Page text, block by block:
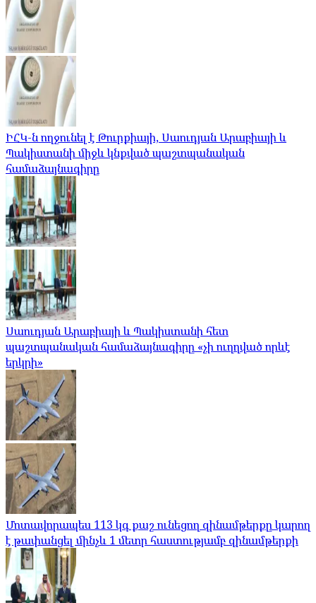
ԻՀԿ-ն ողջունել է Թուրքիայի, Սաուդյան Արաբիայի և
Պակիստանի միջև կնքված պաշտպանական
համաձայնագիրը
Սաուդյան Արաբիայի և Պակիստանի հետ
պաշտպանական համաձայնագիրը «չի ուղղված որևէ
երկրի»
Մոտավորապես 113 կգ քաշ ունեցող զինամթերքը կարող
է թափանցել մինչև 1 մետր հաստությամբ զինամթերքի